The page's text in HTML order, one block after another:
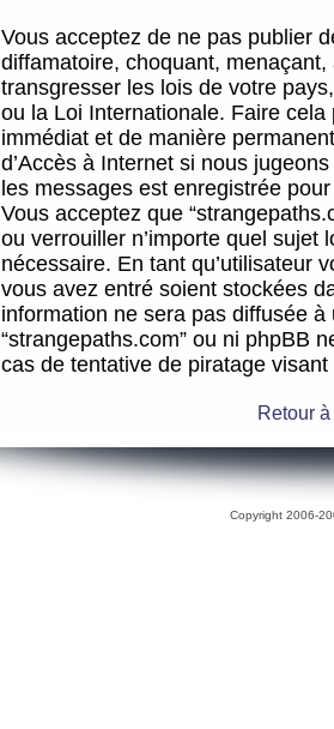
Vous acceptez de ne pas publier
diffamatoire, choquant,
transgresser les lois de votre
ou la Loi Internationale. Faire
immédiat et de manière
d’Accès à Internet si nous
les messages est enregistrée
Vous acceptez que
ou verrouiller n’importe quel sujet
nécessaire. En tant qu’utilisateur
vous avez entré soient stockées
information ne sera pas diffusée
“strangepaths.com” ou ni phpBB
cas de tentative de piratage
Retour
Copyright 2006-